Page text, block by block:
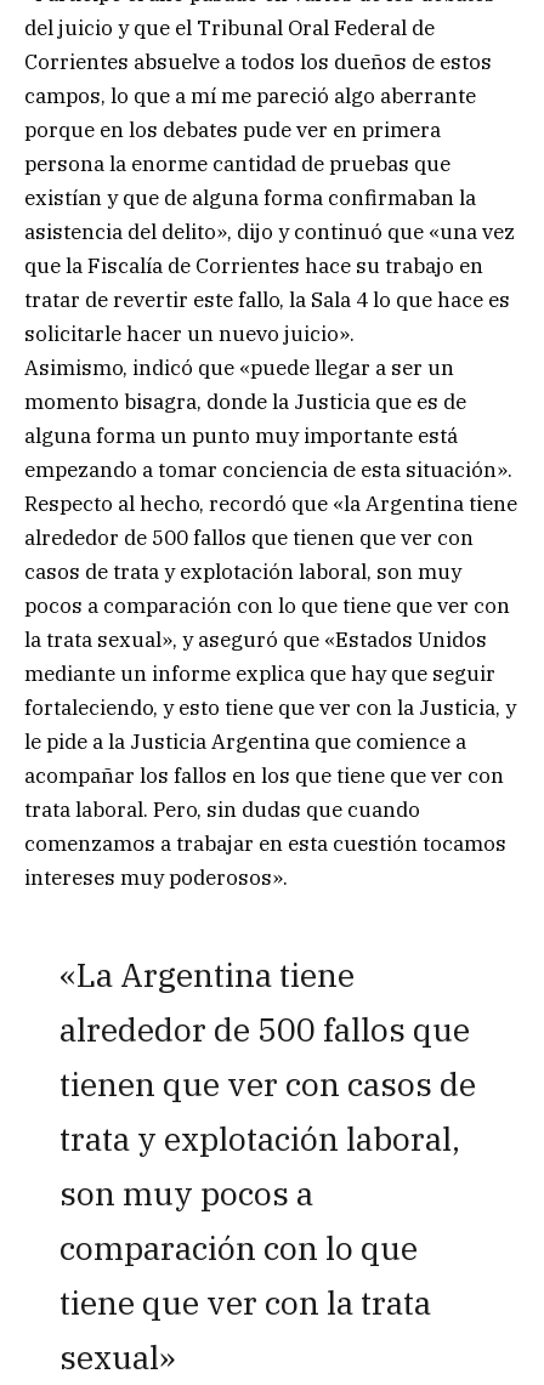
del juicio y que el Tribunal Oral Federal de
Corrientes absuelve a todos los dueños de estos
campos, lo que a mí me pareció algo aberrante
porque en los debates pude ver en primera
persona la enorme cantidad de pruebas que
existían y que de alguna forma confirmaban la
asistencia del delito», dijo y continuó que «una vez
que la Fiscalía de Corrientes hace su trabajo en
tratar de revertir este fallo, la Sala 4 lo que hace es
solicitarle hacer un nuevo juicio».
Asimismo, indicó que «puede llegar a ser un
momento bisagra, donde la Justicia que es de
alguna forma un punto muy importante está
empezando a tomar conciencia de esta situación».
Respecto al hecho, recordó que «la Argentina tiene
alrededor de 500 fallos que tienen que ver con
casos de trata y explotación laboral, son muy
pocos a comparación con lo que tiene que ver con
la trata sexual», y aseguró que «Estados Unidos
mediante un informe explica que hay que seguir
fortaleciendo, y esto tiene que ver con la Justicia, y
le pide a la Justicia Argentina que comience a
acompañar los fallos en los que tiene que ver con
trata laboral. Pero, sin dudas que cuando
comenzamos a trabajar en esta cuestión tocamos
intereses muy poderosos».
«La Argentina tiene
alrededor de 500 fallos que
tienen que ver con casos de
trata y explotación laboral,
son muy pocos a
comparación con lo que
tiene que ver con la trata
sexual»